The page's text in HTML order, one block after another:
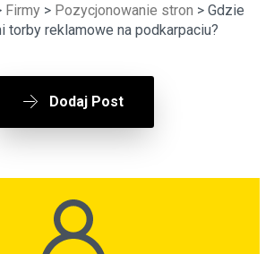
Firmy > Pozycjonowanie stron > Gdzie
torby reklamowe na podkarpaciu?
Dodaj Post